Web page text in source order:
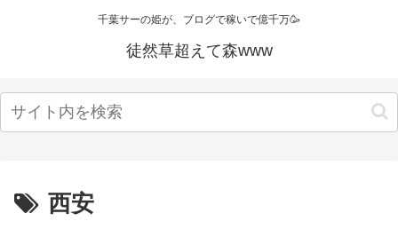
千葉サーの姫が、ブログで稼いで億千万🥳
徒然草超えて森www
西安